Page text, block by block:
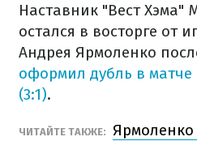
Наставник "Вест Хэма"
остался в восторге от
Андрея Ярмоленко
оформил дубль в матче
(3:1).
ЧИТАЙТЕ ТАКЖЕ: Ярмоленко